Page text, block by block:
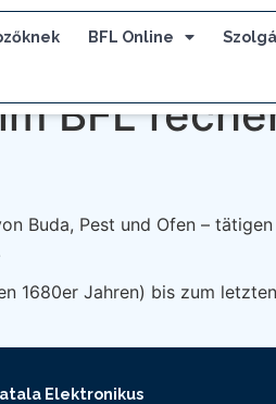
BFL Online
BFL
Buda, Pest und Ofen –
1680er Jahren) bis zum
Elektronikus